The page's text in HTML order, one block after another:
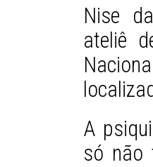
Nise
ateliê
A
só não